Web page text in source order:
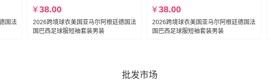
国法
¥38.00
2026跨境球衣美国亚马尔阿根廷德国法
国巴西足球服短袖套装男装
¥38.00
2026跨境球衣美国亚马尔阿根廷德国法
国巴西足球服短袖套装男装
批发市场